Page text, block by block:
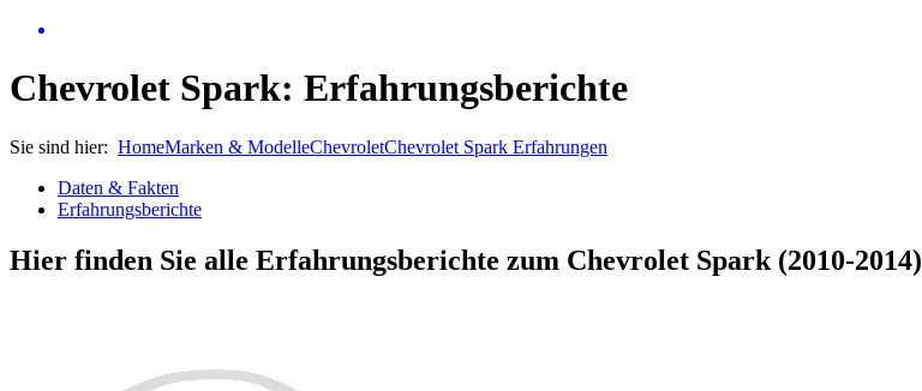
Chevrolet Spark: Erfahrungsberichte
Sie sind hier: HomeMarken & ModelleChevroletChevrolet Spark Erfahrungen
Daten & Fakten
Erfahrungsberichte
Hier finden Sie alle Erfahrungsberichte zum Chevrolet Spark (2010-2014)